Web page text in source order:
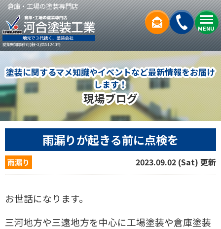
MENU
倉庫・工場の塗装専門店
塗装に関するマメ知識やイベントなど最新情報をお届け
します！
現場ブログ
雨漏りが起きる前に点検を
雨漏り 2023.09.02 (Sat) 更新
お世話になります。
三河地方や三遠地方を中心に工場塗装や倉庫塗装